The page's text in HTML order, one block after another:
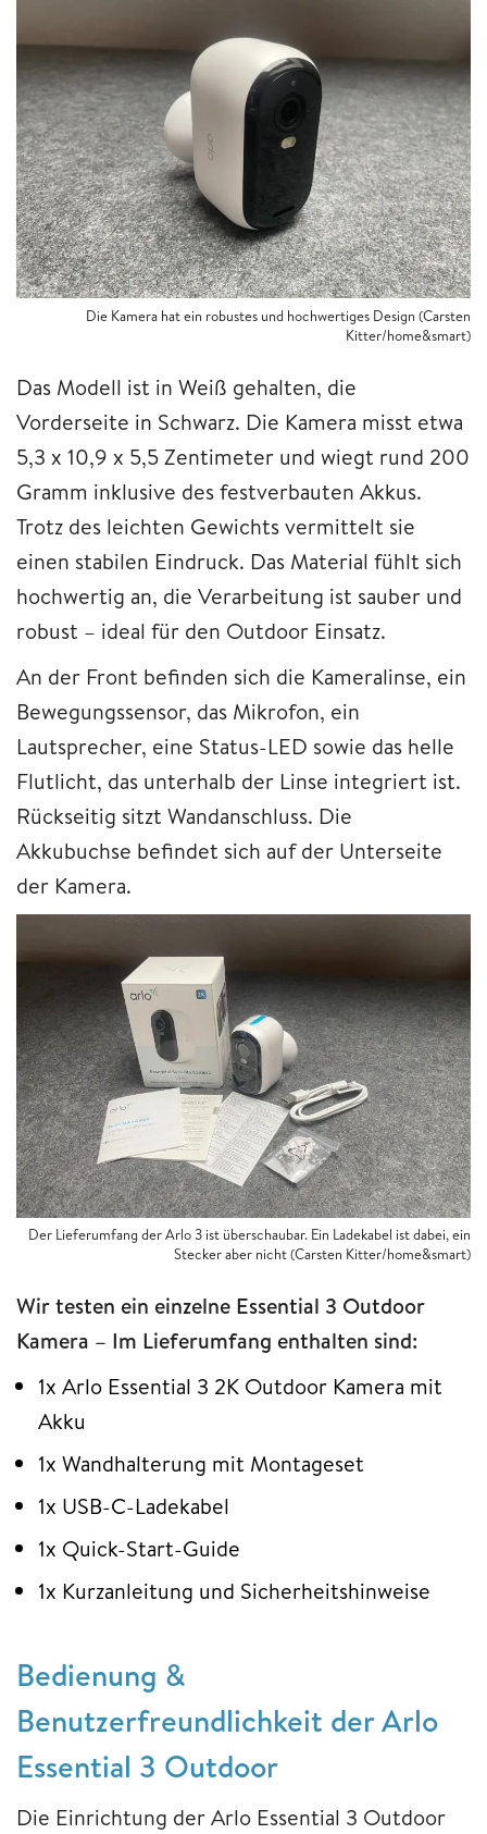
Die Kamera hat ein robustes und hochwertiges Design (Carsten
Kitter/home&smart)
Das Modell ist in Weiß gehalten, die
Vorderseite in Schwarz. Die Kamera misst etwa
5,3 x 10,9 x 5,5 Zentimeter und wiegt rund 200
Gramm inklusive des festverbauten Akkus.
Trotz des leichten Gewichts vermittelt sie
einen stabilen Eindruck. Das Material fühlt sich
hochwertig an, die Verarbeitung ist sauber und
robust – ideal für den Outdoor Einsatz.
An der Front befinden sich die Kameralinse, ein
Bewegungssensor, das Mikrofon, ein
Lautsprecher, eine Status-LED sowie das helle
Flutlicht, das unterhalb der Linse integriert ist.
Rückseitig sitzt Wandanschluss. Die
Akkubuchse befindet sich auf der Unterseite
der Kamera.
Der Lieferumfang der Arlo 3 ist überschaubar. Ein Ladekabel ist dabei, ein
Stecker aber nicht (Carsten Kitter/home&smart)
Wir testen ein einzelne Essential 3 Outdoor
Kamera – Im Lieferumfang enthalten sind:
1x Arlo Essential 3 2K Outdoor Kamera mit
Akku
1x Wandhalterung mit Montageset
1x USB-C-Ladekabel
1x Quick-Start-Guide
1x Kurzanleitung und Sicherheitshinweise
Bedienung &
Benutzerfreundlichkeit der Arlo
Essential 3 Outdoor
Die Einrichtung der Arlo Essential 3 Outdoor